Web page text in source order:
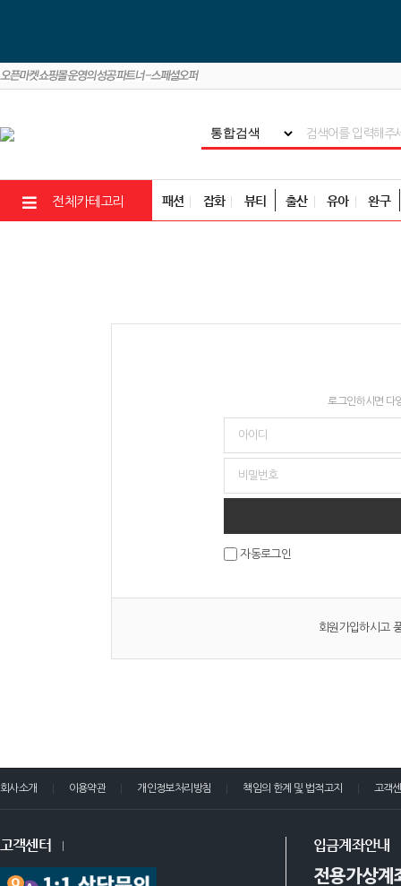
전체카테고리 패션 잡화 뷰티 출산 유아 완구
로그인하시면 다
자동로그인
회원가입하시고
회사소개 이용약관 개인정보처리방침 책임의 한계 및 법적고지 고객
고객센터 입금계좌안내
전용가상계